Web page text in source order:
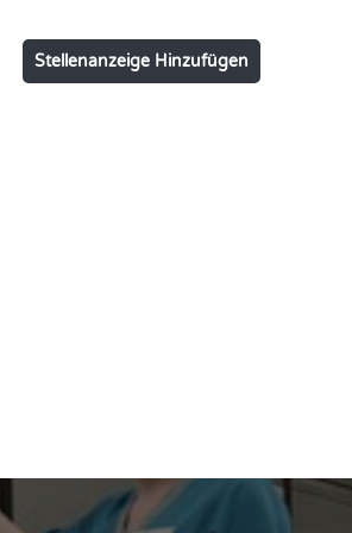
Stellenanzeige Hinzufügen